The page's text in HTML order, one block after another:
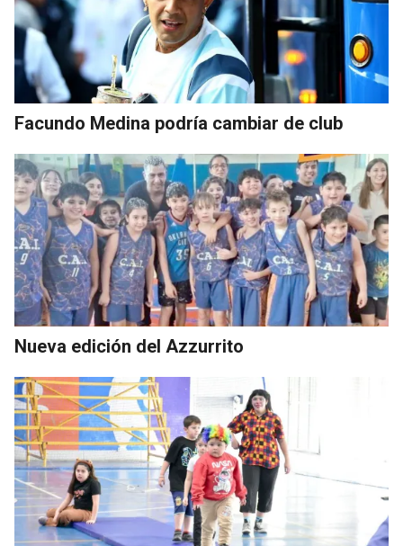
Facundo Medina podría cambiar de club
Nueva edición del Azzurrito